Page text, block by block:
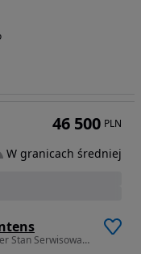
1598 cm3 • 130 KM • Pierwszy właściciel Super Stan Serwisowany
46 500 PLN
W granicach średniej